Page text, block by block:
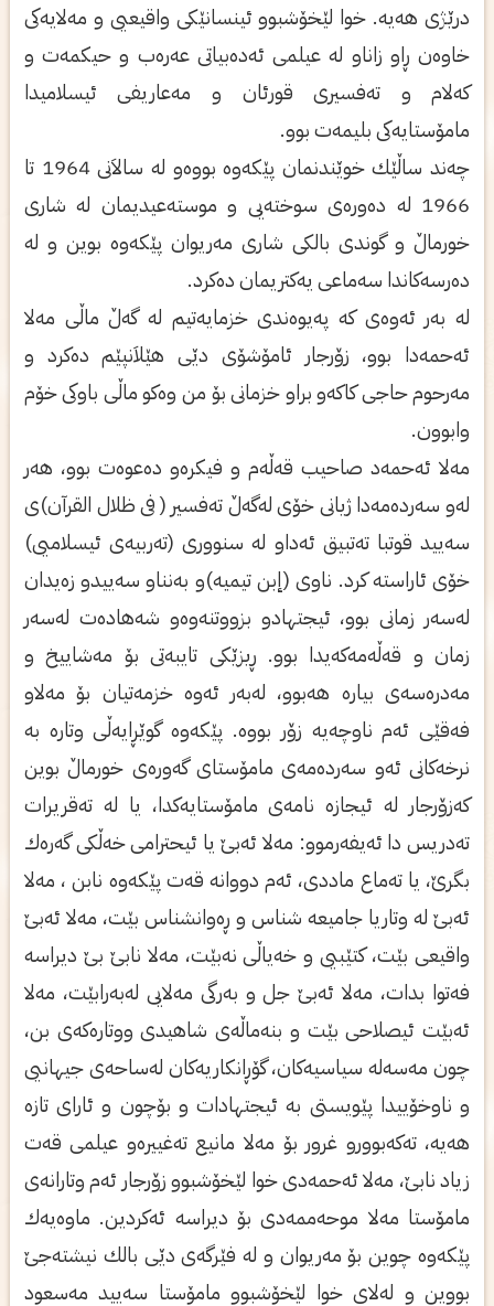
درێژی‌ هه‌یه‌. خوا لێخۆشبوو ئینسانێكی‌ واقیعیی‌ و مه‌لایه‌كی‌
خاوه‌ن ڕاو زاناو له‌ عیلمی‌ ئه‌ده‌بیاتی‌ عه‌ره‌ب و حیكمه‌ت و
كه‌لام و ته‌فسیری‌ قورئان و مه‌عاریفی‌ ئیسلامیدا
مامۆستایه‌كی‌ بلیمه‌ت بوو.
چه‌ند ساڵێك خوێندنمان پێكه‌وه‌ بووه‌و له‌ سالاَنی‌ 1964 تا
1966 له‌ ده‌وره‌ی‌ سوخته‌یی‌ و موسته‌عیدیمان له‌ شاری‌
خورماڵ و گوندی‌ بالكی‌ شاری‌ مه‌ریوان پێكه‌وه‌ بوین و له‌
ده‌رسه‌كاندا سه‌ماعی‌ یه‌كتریمان ده‌كرد.
له‌ به‌ر ئه‌وه‌ی‌ كه‌ په‌یوه‌ندی‌ خزمایه‌تیم له‌ گه‌ڵ ماڵی‌ مه‌لا
ئه‌حمه‌دا بوو، زۆرجار ئامۆشۆی‌ دێی‌ هێلاَنپێم ده‌كرد و
مه‌رحوم حاجی‌ كاكه‌و براو خزمانی‌ بۆ من وه‌كو ماڵی‌ باوكی‌ خۆم
وابوون.
مه‌لا ئه‌حمه‌د صاحیب قه‌ڵه‌م و فیكره‌و ده‌عوه‌ت بوو، هه‌ر
له‌و سه‌رده‌مه‌دا ژیانی‌ خۆی‌ له‌گه‌ڵ ته‌فسیر ( فی‌ ظلال القرآن)ی‌
سه‌یید قوتبا ته‌تبیق ئه‌داو له‌ سنووری‌ (ته‌ربیه‌ی‌ ئیسلامیی‌)
خۆی ئاراسته‌ كرد. ناوی‌ (إبن تیمیه‌)و به‌نناو سه‌ییدو زه‌یدان
له‌سه‌ر زمانی‌ بوو، ئیجتهادو بزووتنه‌وه‌و شه‌هاده‌ت له‌سه‌ر
زمان و قه‌ڵه‌مه‌كه‌یدا بوو. ڕیزێكی‌ تایبه‌تی‌ بۆ مه‌شاییخ و
مه‌دره‌سه‌ی‌ بیاره‌ هه‌بوو، له‌به‌ر ئه‌وه‌ خزمه‌تیان بۆ مه‌لاو
فه‌قێی ئه‌م ناوچه‌یه‌ زۆر بووه‌. پێكه‌وه‌ گوێڕایه‌ڵی‌ وتاره‌ به‌
نرخه‌كانی‌ ئه‌و سه‌رده‌مه‌ی‌ مامۆستای‌ گه‌وره‌ی‌ خورماڵ بوین
كه‌زۆرجار له‌ ئیجازه‌ نامه‌ی‌ مامۆستایه‌كدا، یا له‌ ته‌قریرات
ته‌دریس دا ئه‌یفه‌رموو: مه‌لا ئه‌بێ‌ یا ئیحترامی‌ خه‌ڵكی‌ گه‌ره‌ك
بگرێ‌، یا ته‌ماع ماددی‌، ئه‌م دووانه‌ قه‌ت پێكه‌وه‌ نابن ، مه‌لا
ئه‌بێ‌ له‌ وتاریا جامیعه‌ شناس و ڕه‌وانشناس بێت، مه‌لا ئه‌بێ‌
واقیعی‌ بێت، كتێبیی‌ و خه‌یاڵی‌ نه‌بێت، مه‌لا نابێ‌ بێ‌ دیراسه‌
فه‌توا بدات، مه‌لا ئه‌بێ‌ جل و به‌رگی‌ مه‌لایی‌ له‌به‌رابێت، مه‌لا
ئه‌بێت ئیصلاحی‌ بێت و بنه‌ماڵه‌ی‌ شاهیدی‌ ووتاره‌كه‌ی‌ بن،
چون مه‌سه‌له‌ سیاسیه‌كان، گۆڕانكاریه‌كان له‌ساحه‌ی‌ جیهانیی‌
و ناوخۆییدا پێویستی‌ به‌ ئیجتهادات و بۆچون و ئارای‌ تازه‌
هه‌یه‌، ته‌كه‌بوورو غرور بۆ مه‌لا مانیع ته‌غییره‌و عیلمی‌ قه‌ت
زیاد نابێ‌، مه‌لا ئه‌حمه‌دی‌ خوا لێخۆشبوو زۆرجار ئه‌م وتارانه‌ی‌
مامۆستا مه‌لا موحه‌ممه‌دی‌ بۆ دیراسه‌ ئه‌كردین. ماوه‌یه‌ك
پێكه‌وه‌ چوین بۆ مه‌ریوان و له‌ فێرگه‌ی‌ دێی‌ بالك نیشته‌جێ‌
بووین و له‌لای‌ خوا لێخۆشبوو مامۆستا سه‌یید مه‌سعود